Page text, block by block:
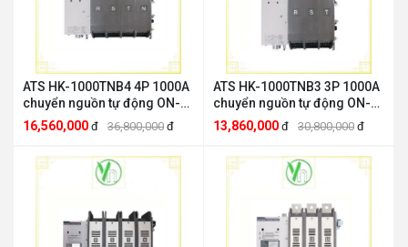
ATS HK-1000TNB4 4P 1000A
chuyển nguồn tự động ON-
OFF-ON HANKWANGHK
HANKWANG HK-1000TNB4
16,560,000 đ 36,800,000 đ
ATS HK-1000TNB3 3P 1000A
chuyển nguồn tự động ON-
OFF-ON HANKWANGHK
HANKWANG HK-1000TNB3
13,860,000 đ 30,800,000 đ